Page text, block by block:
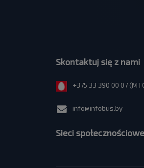
Skontaktuj się z nami
+375 33 390 00 07
info@infobus.by
Sieci społecznościowe